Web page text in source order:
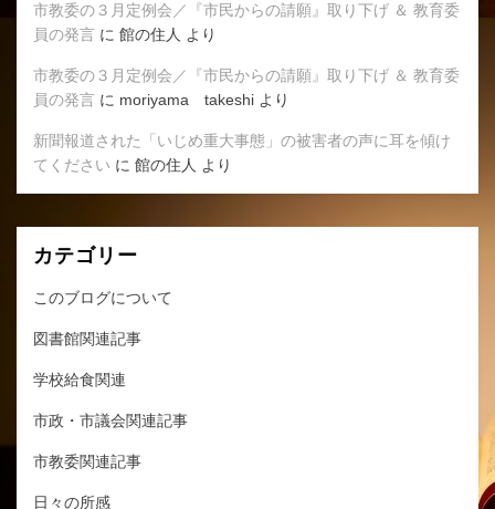
市教委の３月定例会／『市民からの請願』取り下げ ＆ 教育委
員の発言 に 館の住人 より
市教委の３月定例会／『市民からの請願』取り下げ ＆ 教育委
員の発言 に moriyama takeshi より
新聞報道された「いじめ重大事態」の被害者の声に耳を傾け
てください に 館の住人 より
カテゴリー
このブログについて
図書館関連記事
学校給食関連
市政・市議会関連記事
市教委関連記事
日々の所感